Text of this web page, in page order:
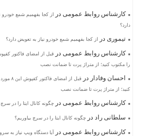
کارشناس روابط عمومی در
از کجا بفهمیم شمع خودرو
دارد؟
تیموری در از کجا بفهمیم شمع خودرو نیاز به تعویض دارد؟
کارشناس روابط عمومی در
را مکتوب کنید؛ از متراژ پرت تا ضمانت نصب
احسان وفادار در
قبل از امضای
کنید؛ از متراژ پرت تا ضمانت نصب
کارشناس روابط عمومی در چگونه کانال ایتا را در سرچ
سلطانی راد در چگونه کانال ایتا را در سرچ بیاوریم؟
کارشناس روابط عمومی در آیا دستگاه ویپ نیاز به